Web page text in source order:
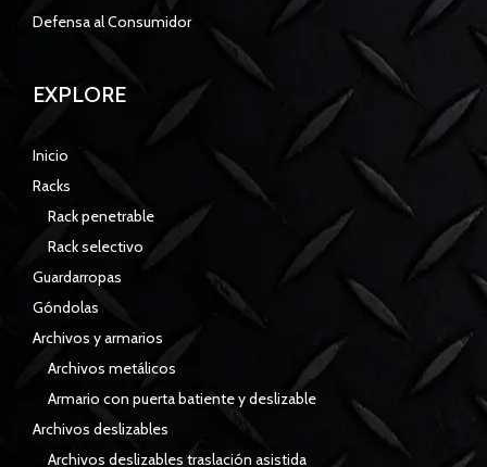
Defensa al Consumidor
EXPLORE
Inicio
Racks
Rack penetrable
Rack selectivo
Guardarropas
Góndolas
Archivos y armarios
Archivos metálicos
Armario con puerta batiente y deslizable
Archivos deslizables
Archivos deslizables traslación asistida